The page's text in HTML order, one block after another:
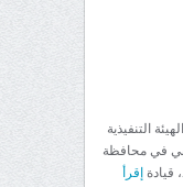
التنفيذية
في محافظة
قيادة إقرأ